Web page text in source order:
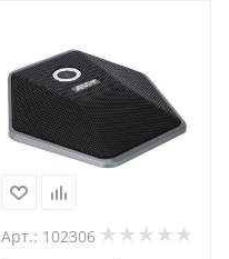
Арт.: 102306